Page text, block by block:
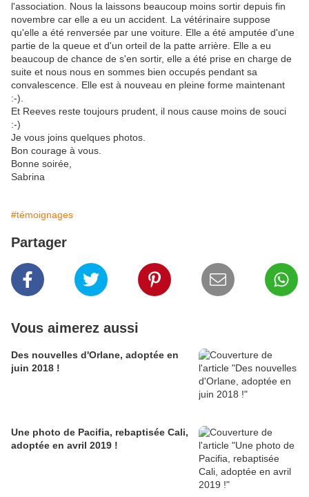
l'association. Nous la laissons beaucoup moins sortir depuis fin
novembre car elle a eu un accident. La vétérinaire suppose
qu'elle a été renversée par une voiture. Elle a été amputée d'une
partie de la queue et d'un orteil de la patte arrière. Elle a eu
beaucoup de chance de s'en sortir, elle a été prise en charge de
suite et nous nous en sommes bien occupés pendant sa
convalescence. Elle est à nouveau en pleine forme maintenant
:-).
Et Reeves reste toujours prudent, il nous cause moins de souci
:-)
Je vous joins quelques photos.
Bon courage à vous.
Bonne soirée,
Sabrina
#témoignages
Partager
Vous aimerez aussi
Des nouvelles d'Orlane, adoptée en
juin 2018 !
Une photo de Pacifia, rebaptisée Cali,
adoptée en avril 2019 !